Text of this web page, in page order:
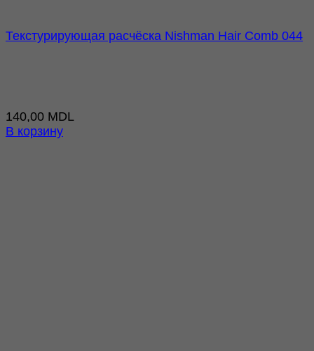
Текстурирующая расчёска Nishman Hair Comb 044
140,00 MDL
В корзину